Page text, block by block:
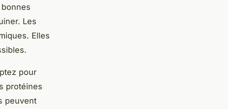
Les
Elles
pour
protéines
peuvent